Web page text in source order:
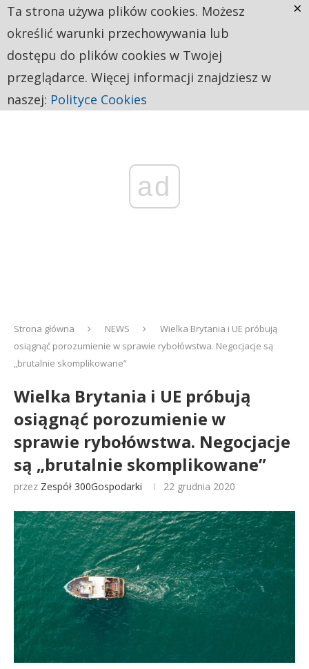
ad
Strona główna NEWS
Wielka Brytania i UE próbują
osiągnąć porozumienie w sprawie rybołówstwa. Negocjacje są
„brutalnie skomplikowane”
Wielka Brytania i UE próbują
osiągnąć porozumienie w
sprawie rybołówstwa. Negocjacje
są „brutalnie skomplikowane”
przez Zespół 300Gospodarki 22 grudnia 2020
Ta strona używa plików cookies. Możesz
określić warunki przechowywania lub
dostępu do plików cookies w Twojej
przeglądarce. Więcej informacji znajdziesz w
naszej: Polityce Cookies
×